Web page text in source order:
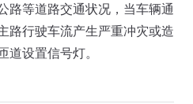
路等道路交通状况，当车辆通
路行驶车流产生严重冲灾或造
道设置信号灯。